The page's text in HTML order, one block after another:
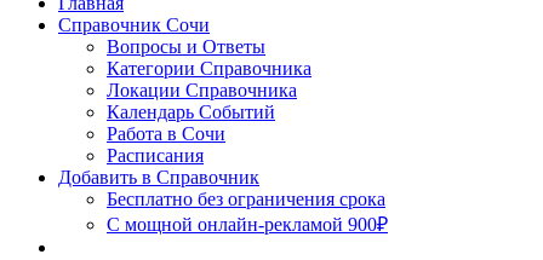
Сочи
Справочник Сочи
Вопросы и Ответы
Категории Справочника
Локации Справочника
Календарь Событий
Работа в Сочи
Расписания
Добавить в Справочник
Бесплатно без ограничения срока
С мощной онлайн-рекламой 900₽